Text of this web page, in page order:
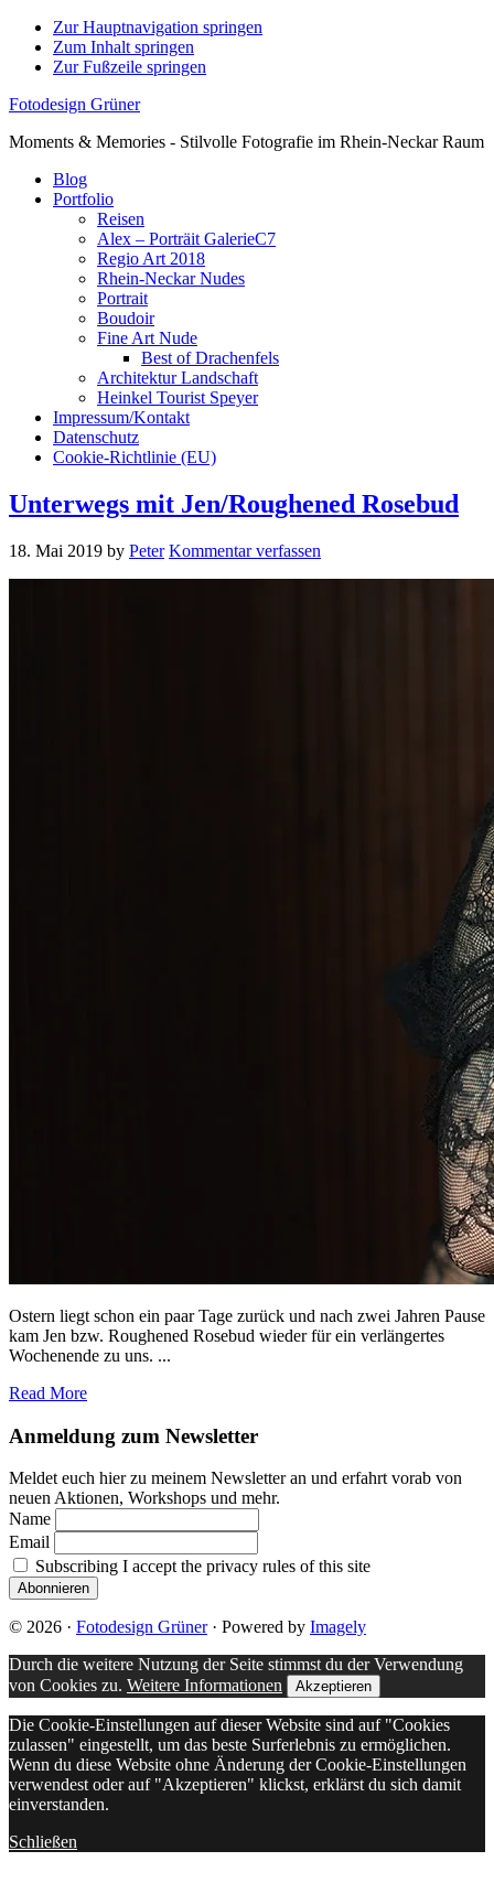
Zur Hauptnavigation springen
Zum Inhalt springen
Zur Fußzeile springen
Fotodesign Grüner
Moments & Memories - Stilvolle Fotografie im Rhein-Neckar Raum
Blog
Portfolio
Reisen
Alex – Porträit GalerieC7
Regio Art 2018
Rhein-Neckar Nudes
Portrait
Boudoir
Fine Art Nude
Best of Drachenfels
Architektur Landschaft
Heinkel Tourist Speyer
Impressum/Kontakt
Datenschutz
Cookie-Richtlinie (EU)
Unterwegs mit Jen/Roughened Rosebud
18. Mai 2019 by Peter Kommentar verfassen
Ostern liegt schon ein paar Tage zurück und nach zwei Jahren Pause
kam Jen bzw. Roughened Rosebud wieder für ein verlängertes
Wochenende zu uns. ...
Read More
Footer
Anmeldung zum Newsletter
Meldet euch hier zu meinem Newsletter an und erfahrt vorab von
neuen Aktionen, Workshops und mehr.
Name
Email
Subscribing I accept the privacy rules of this site
© 2026 · Fotodesign Grüner· Powered by Imagely
Durch die weitere Nutzung der Seite stimmst du der Verwendung
von Cookies zu. Weitere Informationen Akzeptieren
Die Cookie-Einstellungen auf dieser Website sind auf "Cookies
zulassen" eingestellt, um das beste Surferlebnis zu ermöglichen.
Wenn du diese Website ohne Änderung der Cookie-Einstellungen
verwendest oder auf "Akzeptieren" klickst, erklärst du sich damit
einverstanden.
Schließen